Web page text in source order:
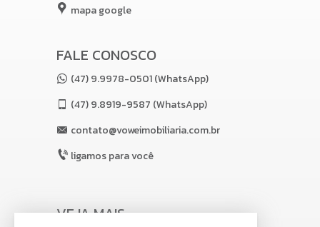
mapa google
FALE CONOSCO
(47) 9.9978-0501 (WhatsApp)
(47)9.8919-9587 (WhatsApp)
contato@voweimobiliaria.com.br
ligamos para você
VEJA MAIS